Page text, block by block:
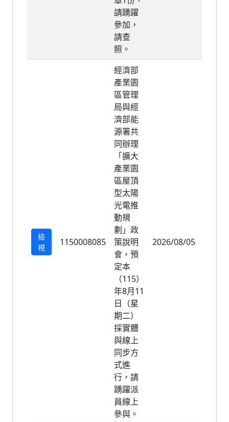
請踴躍
參加，
請查
照。
檢
視
1150008085
經濟部
產業園
區管理
局與經
濟部能
源署共
同辦理
「擴大
產業園
區屋頂
型太陽
光電推
動規
劃」政
策說明
會，預
定本
（115）
年8月11
日（星
期二）
採實體
與線上
同步方
式進
行，請
踴躍派
員線上
參與。
2026/08/05